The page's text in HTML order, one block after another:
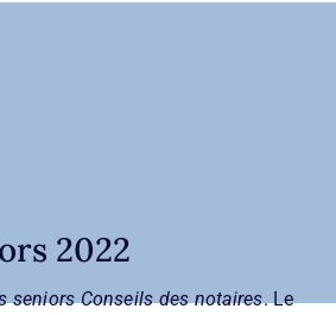
2022
seniors Conseils des notaires. Le